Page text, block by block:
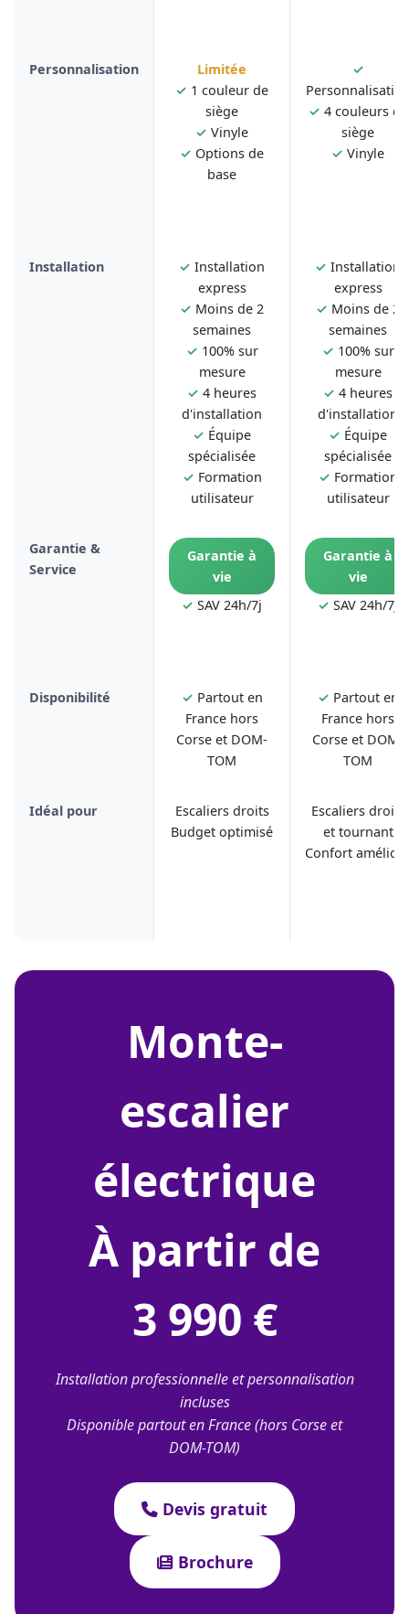
Personnalisation
Limitée
✓ 1 couleur de
siège
✓ Vinyle
✓ Options de
base
✓
✓ 4 couleurs de
siège
✓ Vinyle
Installation ✓ Installation
express
✓ Moins de 2
semaines
✓ 100% sur
mesure
✓ 4 heures
d'installation
✓ Équipe
spécialisée
✓ Formation
utilisateur
✓ Installation
express
✓ Moins de 2
semaines
✓ 100% sur
mesure
✓ 4 heures
d'installation
✓ Équipe
spécialisée
✓ Formation
utilisateur
Garantie &
Service
Garantie à
vie
✓ SAV 24h/7j
Garantie à
vie
✓ SAV 24h/7j
Disponibilité ✓ Partout en
France hors
Corse et DOM-
TOM
✓ Partout en
France hors
Corse et DOM-
TOM
Idéal pour
Escaliers droits
Budget optimisé
Escaliers droits
et tournant
Confort
monte-
escalier
électrique
À partir de
3 990 €
Installation professionnelle et personnalisation
incluses
Disponible partout en France (hors Corse et
DOM-TOM)
Devis gratuit
Brochure